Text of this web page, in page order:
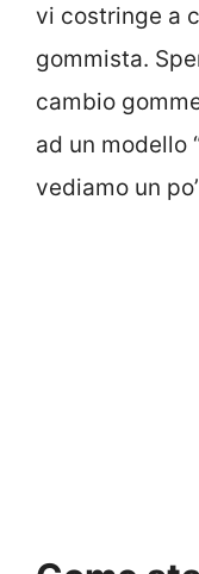
vi costringe a
gommista.
cambio
ad un modello
vediamo un